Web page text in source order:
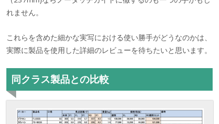
れません。
これらを含めた細かな実写における使い勝手がどうなのかは、
実際に製品を使用した詳細のレビューを待ちたいと思います。
同クラス製品との比較